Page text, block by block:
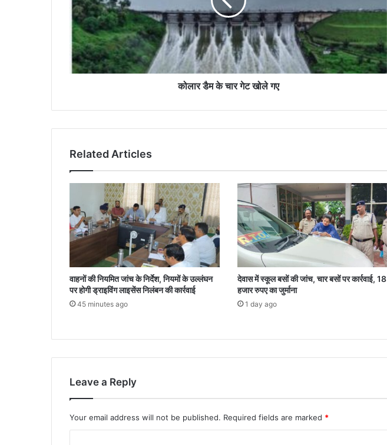
गए
कोलार डैम के चार गेट खोले गए
Related Articles
वाहनों की नियमित जांच के निर्देश, नियमों के उल्लंघन
पर होगी ड्राइविंग लाइसेंस निलंबन की कार्रवाई
45 minutes ago
देवास में स्कूल बसों की जांच, चार बसों पर कार्रवाई, 18
हजार रुपए का जुर्माना
1 day ago
Leave a Reply
Your email address will not be published. Required fields are marked *